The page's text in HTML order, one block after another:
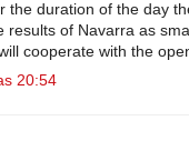
the duration of the day
results of Navarra as
cooperate with the
20:54